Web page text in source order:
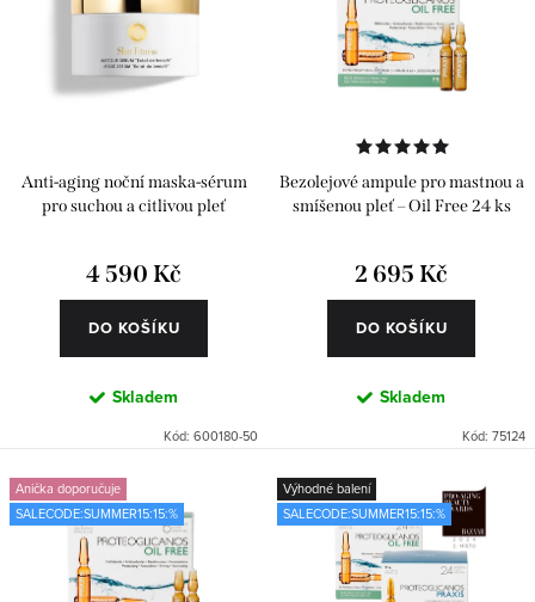
k
u
Abecedně
Anti-aging noční maska-sérum
pro suchou a citlivou pleť
4 590 Kč
DO KOŠÍKU
Skladem
Kód: 600180-50
Bezolejové ampule pro mastnou a
smíšenou pleť – Oil Free 24 ks
2 695 Kč
DO KOŠÍKU
Skladem
Kód: 75124
Anička doporučuje
SALECODE:SUMMER15:15:%
Výhodné balení
SALECODE:SUMMER15:15:%